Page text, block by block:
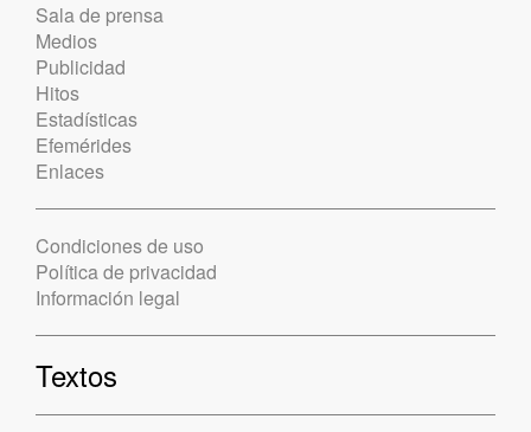
Sala de prensa
Medios
Publicidad
Hitos
Estadísticas
Efemérides
Enlaces
Condiciones de uso
Política de privacidad
Información legal
Textos